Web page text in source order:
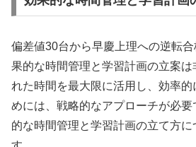
偏差値30台から早慶上理への逆転
果的な時間管理と学習計画の立案
れた時間を最大限に活用し、効率
めには、戦略的なアプローチが必
的な時間管理と学習計画の立て方に